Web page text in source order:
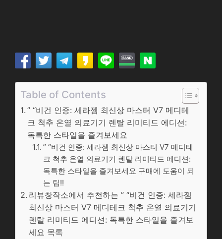
Table of Contents
” “비건 인증: 세라젬 최신상 마스터 V7 메디테
크 척추 온열 의료기기 렌탈 리미티드 에디션:
독특한 스타일을 즐겨보세요
” “비건 인증: 세라젬 최신상 마스터 V7 메디테
크 척추 온열 의료기기 렌탈 리미티드 에디션:
독특한 스타일을 즐겨보세요 구매에 도움이 되
는 팁!!
리뷰창작소에서 추천하는 ” “비건 인증: 세라젬
최신상 마스터 V7 메디테크 척추 온열 의료기기
렌탈 리미티드 에디션: 독특한 스타일을 즐겨보
세요 목록